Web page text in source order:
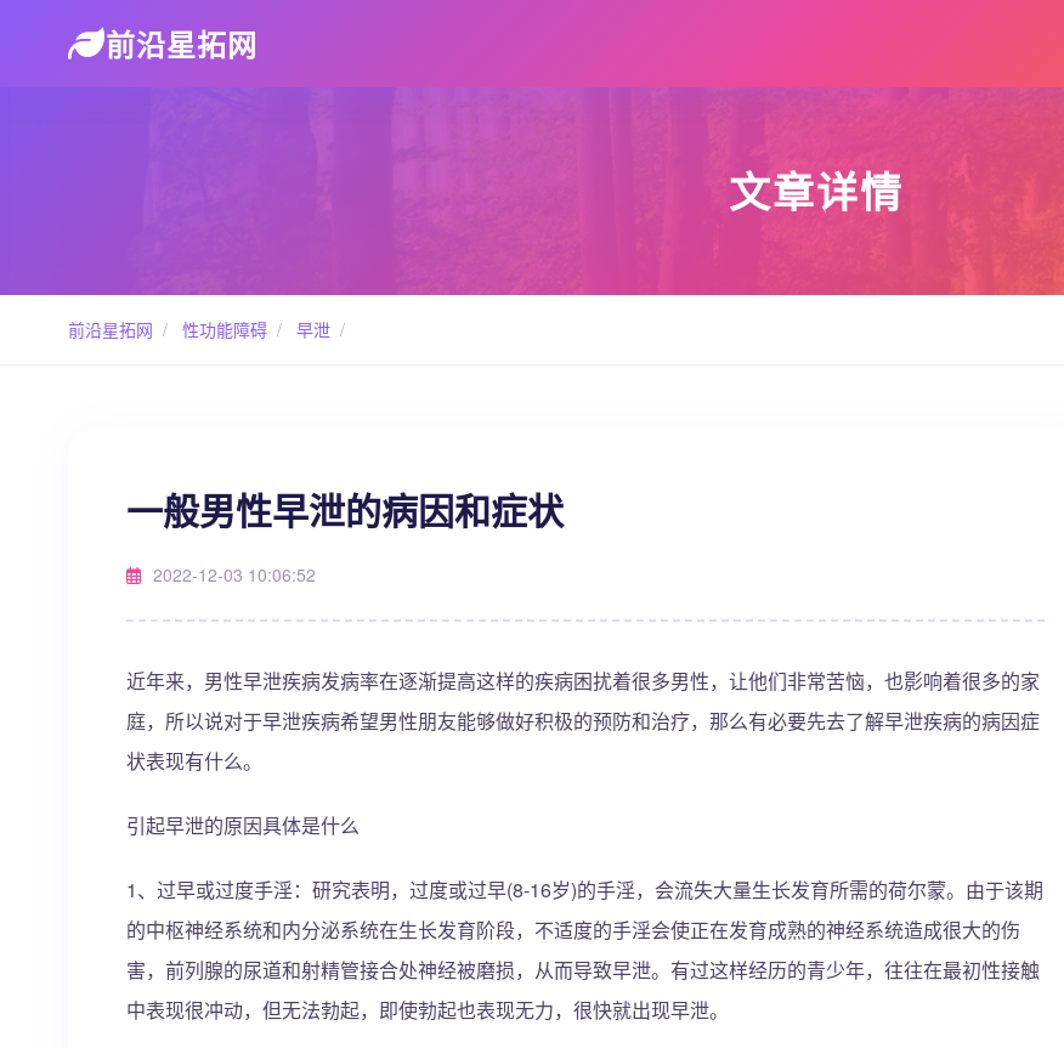
前沿星拓网
文章详情
前沿星拓网 / 性功能障碍 / 早泄 /
一般男性早泄的病因和症状
2022-12-03 10:06:52
近年来，男性早泄疾病发病率在逐渐提高这样的疾病困扰着很多男性，让他们非常苦恼，也影响着很多的家
庭，所以说对于早泄疾病希望男性朋友能够做好积极的预防和治疗，那么有必要先去了解早泄疾病的病因症
状表现有什么。
引起早泄的原因具体是什么
1、过早或过度手淫：研究表明，过度或过早(8-16岁)的手淫，会流失大量生长发育所需的荷尔蒙。由于该期
的中枢神经系统和内分泌系统在生长发育阶段，不适度的手淫会使正在发育成熟的神经系统造成很大的伤
害，前列腺的尿道和射精管接合处神经被磨损，从而导致早泄。有过这样经历的青少年，往往在最初性接触
中表现很冲动，但无法勃起，即使勃起也表现无力，很快就出现早泄。